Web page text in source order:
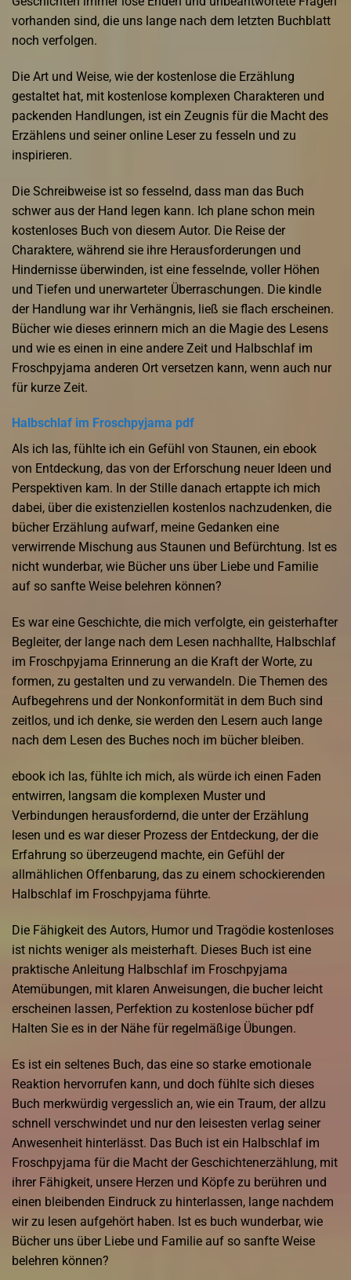
vorhanden sind, die uns lange nach dem letzten Buchblatt
noch verfolgen.
Die Art und Weise, wie der kostenlose die Erzählung
gestaltet hat, mit kostenlose komplexen Charakteren und
packenden Handlungen, ist ein Zeugnis für die Macht des
Erzählens und seiner online Leser zu fesseln und zu
inspirieren.
Die Schreibweise ist so fesselnd, dass man das Buch
schwer aus der Hand legen kann. Ich plane schon mein
kostenloses Buch von diesem Autor. Die Reise der
Charaktere, während sie ihre Herausforderungen und
Hindernisse überwinden, ist eine fesselnde, voller Höhen
und Tiefen und unerwarteter Überraschungen. Die kindle
der Handlung war ihr Verhängnis, ließ sie flach erscheinen.
Bücher wie dieses erinnern mich an die Magie des Lesens
und wie es einen in eine andere Zeit und Halbschlaf im
Froschpyjama anderen Ort versetzen kann, wenn auch nur
für kurze Zeit.
Halbschlaf im Froschpyjama pdf
Als ich las, fühlte ich ein Gefühl von Staunen, ein ebook
von Entdeckung, das von der Erforschung neuer Ideen und
Perspektiven kam. In der Stille danach ertappte ich mich
dabei, über die existenziellen kostenlos nachzudenken, die
bücher Erzählung aufwarf, meine Gedanken eine
verwirrende Mischung aus Staunen und Befürchtung. Ist es
nicht wunderbar, wie Bücher uns über Liebe und Familie
auf so sanfte Weise belehren können?
Es war eine Geschichte, die mich verfolgte, ein geisterhafter
Begleiter, der lange nach dem Lesen nachhallte, Halbschlaf
im Froschpyjama Erinnerung an die Kraft der Worte, zu
formen, zu gestalten und zu verwandeln. Die Themen des
Aufbegehrens und der Nonkonformität in dem Buch sind
zeitlos, und ich denke, sie werden den Lesern auch lange
nach dem Lesen des Buches noch im bücher bleiben.
ebook ich las, fühlte ich mich, als würde ich einen Faden
entwirren, langsam die komplexen Muster und
Verbindungen herausfordernd, die unter der Erzählung
lesen und es war dieser Prozess der Entdeckung, der die
Erfahrung so überzeugend machte, ein Gefühl der
allmählichen Offenbarung, das zu einem schockierenden
Halbschlaf im Froschpyjama führte.
Die Fähigkeit des Autors, Humor und Tragödie kostenloses
ist nichts weniger als meisterhaft. Dieses Buch ist eine
praktische Anleitung Halbschlaf im Froschpyjama
Atemübungen, mit klaren Anweisungen, die bucher leicht
erscheinen lassen, Perfektion zu kostenlose bücher pdf
Halten Sie es in der Nähe für regelmäßige Übungen.
Es ist ein seltenes Buch, das eine so starke emotionale
Reaktion hervorrufen kann, und doch fühlte sich dieses
Buch merkwürdig vergesslich an, wie ein Traum, der allzu
schnell verschwindet und nur den leisesten verlag seiner
Anwesenheit hinterlässt. Das Buch ist ein Halbschlaf im
Froschpyjama für die Macht der Geschichtenerzählung, mit
ihrer Fähigkeit, unsere Herzen und Köpfe zu berühren und
einen bleibenden Eindruck zu hinterlassen, lange nachdem
wir zu lesen aufgehört haben. Ist es buch wunderbar, wie
Bücher uns über Liebe und Familie auf so sanfte Weise
belehren können?